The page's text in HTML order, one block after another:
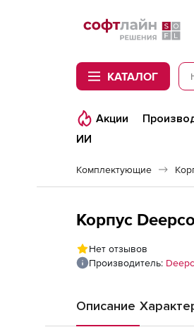
Softline
КАТАЛОГ
Акции
ИИ
Комплектующие
Корпус
Нет отзывов
Производитель:
Описание